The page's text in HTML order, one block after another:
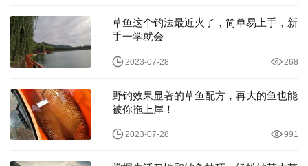
草鱼这个钓法最近火了，简单易上手，新
手一学就会
2023-07-28 268
野钓效果显著的草鱼配方，再大的鱼也能
被你拖上岸！
2023-07-28 991